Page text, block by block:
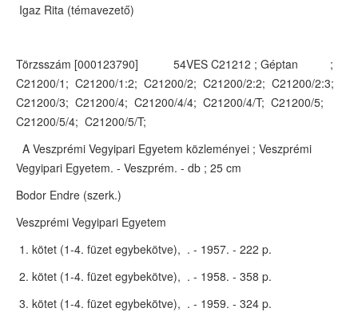
Igaz Rita (témavezető)
Törzsszám [000123790] 54VES C21212 ; Géptan ;
C21200/1; C21200/1:2; C21200/2; C21200/2:2; C21200/2:3;
C21200/3; C21200/4; C21200/4/4; C21200/4/T; C21200/5;
C21200/5/4; C21200/5/T;
A Veszprémi Vegyipari Egyetem közleményei ; Veszprémi
Vegyipari Egyetem. - Veszprém. - db ; 25 cm
Bodor Endre (szerk.)
Veszprémi Vegyipari Egyetem
1. kötet (1-4. füzet egybekötve), . - 1957. - 222 p.
2. kötet (1-4. füzet egybekötve), . - 1958. - 358 p.
3. kötet (1-4. füzet egybekötve), . - 1959. - 324 p.